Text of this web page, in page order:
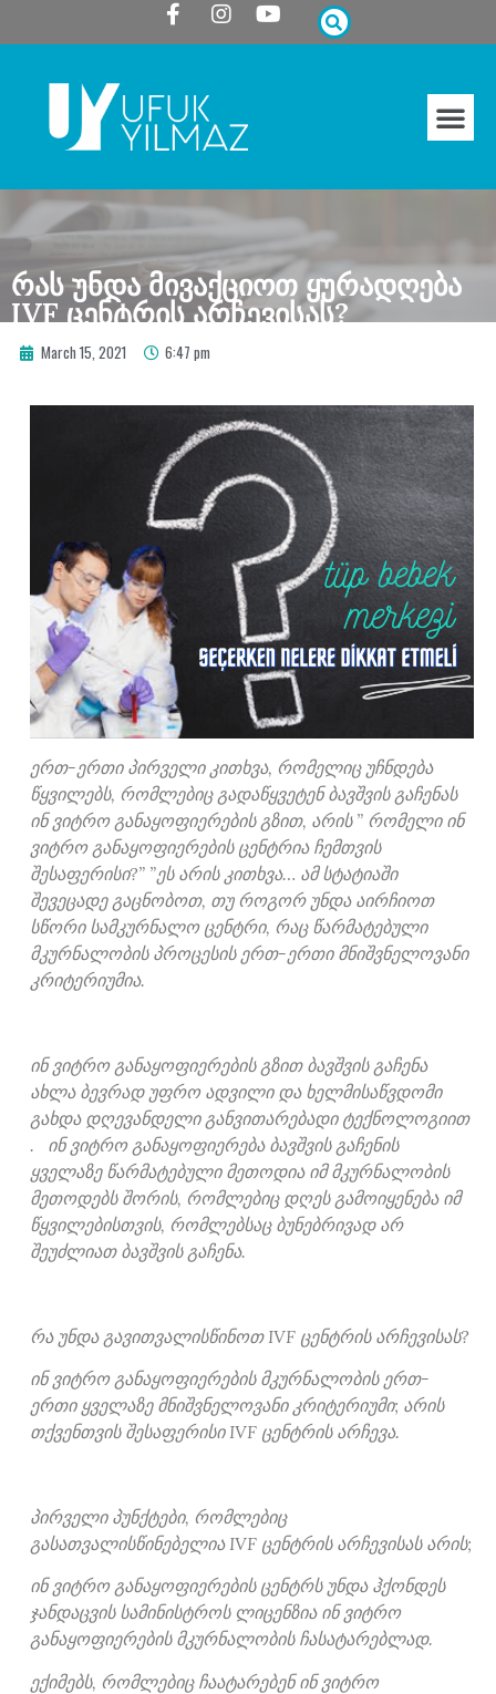
რას უნდა მივაქციოთ ყურადღება
IVF ცენტრის არჩევისას?
March 15, 2021 6:47 pm
ერთ-ერთი პირველი კითხვა, რომელიც უჩნდება
წყვილებს, რომლებიც გადაწყვეტენ ბავშვის გაჩენას
ინ ვიტრო განაყოფიერების გზით, არის ” რომელი ინ
ვიტრო განაყოფიერების ცენტრია ჩემთვის
შესაფერისი?” ”ეს არის კითხვა… ამ სტატიაში
შევეცადე გაცნობოთ, თუ როგორ უნდა აირჩიოთ
სწორი სამკურნალო ცენტრი, რაც წარმატებული
მკურნალობის პროცესის ერთ-ერთი მნიშვნელოვანი
კრიტერიუმია.
ინ ვიტრო განაყოფიერების გზით ბავშვის გაჩენა
ახლა ბევრად უფრო ადვილი და ხელმისაწვდომი
გახდა დღევანდელი განვითარებადი ტექნოლოგიით
. ინ ვიტრო განაყოფიერება ბავშვის გაჩენის
ყველაზე წარმატებული მეთოდია იმ მკურნალობის
მეთოდებს შორის, რომლებიც დღეს გამოიყენება იმ
წყვილებისთვის, რომლებსაც ბუნებრივად არ
შეუძლიათ ბავშვის გაჩენა.
რა უნდა გავითვალისწინოთ IVF ცენტრის არჩევისას?
ინ ვიტრო განაყოფიერების მკურნალობის ერთ-
ერთი ყველაზე მნიშვნელოვანი კრიტერიუმი; არის
თქვენთვის შესაფერისი IVF ცენტრის არჩევა.
პირველი პუნქტები, რომლებიც
გასათვალისწინებელია IVF ცენტრის არჩევისას არის;
ინ ვიტრო განაყოფიერების ცენტრს უნდა ჰქონდეს
ჯანდაცვის სამინისტროს ლიცენზია ინ ვიტრო
განაყოფიერების მკურნალობის ჩასატარებლად.
ექიმებს, რომლებიც ჩაატარებენ ინ ვიტრო